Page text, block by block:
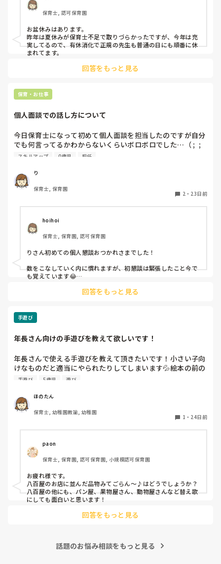
保育士, 認可保育園
お盆休みはあります。
昨年は夏休みが保育士不足で取りづらかったですが、今年は充
実してるので、有休消化で正規の先生も普通の日にも順番に休
まれてます。
回答をもっと見る
保育・お仕事
個人面談での話し方について
今日保育士になって初めて個人面談を担当したのですが自分
でも何言ってるかわからないくらいボロボロでした…（ ;  ;
）緊張で声は震えるしなんとか30分間話すことはできたので
皆さんが個人面談の時に大事にしていることや話の広げ方の
工夫などあれば教えていただきたいです♪
スキルアップ 0歳児 担任
り
保育士, 保育園
2 ・ 23日前
hoihoi
保育士, 保育園, 認可保育園
りさん初めての個人懇談おつかれさまでした！
数をこなしていく内に慣れますが、初懇談は緊張したこと今で
も覚えています😂
個人懇談では良いことも悪いことも伝えないといけないですよ
ています。
ことも意識しています。
のでおすすめです！
回答をもっと見る
手遊び
年長さん向けの手遊びを教えて欲しいです！
年長さんで使える手遊びを教えて頂きたいです！小さい子向
けなものだと適当にやられたりしてしまいます💦絵本の前の
導入で使えたら嬉しいです！あとは帰りの会で出来る少しひ
手遊び 5歳児 遊び
ほのたん
保育士, 幼稚園教諭, 幼稚園
1 ・ 24日前
paon
保育士, 保育園, 認可保育園, 小規模認可保育園
お疲れ様です。
八百屋のお店に並んだ品物みてごらん～♪はどうでしょうか？
八百屋の他にも、パン屋、果物屋さん、動物屋さんなど替え歌
にしても面白いと思います！
回答をもっと見る
話題のお悩み相談をもっと見る